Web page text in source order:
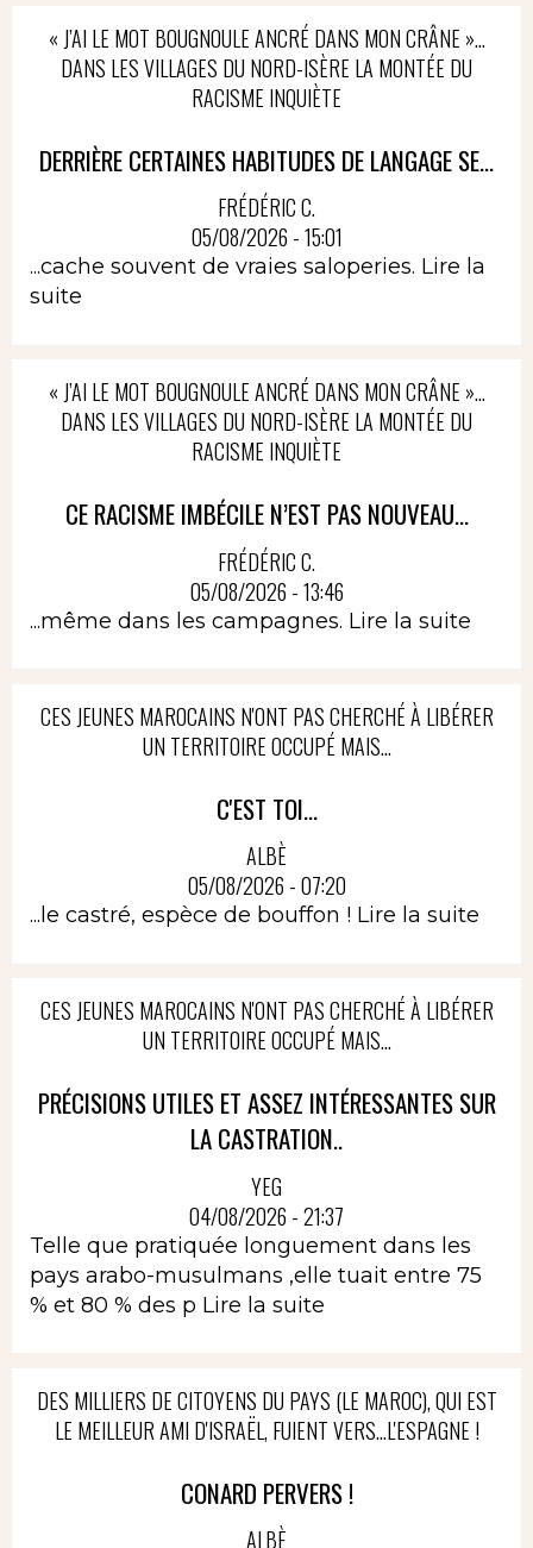
« J’AI LE MOT BOUGNOULE ANCRÉ DANS MON CRÂNE »…
DANS LES VILLAGES DU NORD-ISÈRE LA MONTÉE DU
RACISME INQUIÈTE
DERRIÈRE CERTAINES HABITUDES DE LANGAGE SE...
FRÉDÉRIC C.
05/08/2026 - 15:01
...cache souvent de vraies saloperies. Lire la
suite
« J’AI LE MOT BOUGNOULE ANCRÉ DANS MON CRÂNE »…
DANS LES VILLAGES DU NORD-ISÈRE LA MONTÉE DU
RACISME INQUIÈTE
CE RACISME IMBÉCILE N’EST PAS NOUVEAU...
FRÉDÉRIC C.
05/08/2026 - 13:46
...même dans les campagnes. Lire la suite
CES JEUNES MAROCAINS N'ONT PAS CHERCHÉ À LIBÉRER
UN TERRITOIRE OCCUPÉ MAIS...
C'EST TOI...
ALBÈ
05/08/2026 - 07:20
...le castré, espèce de bouffon ! Lire la suite
CES JEUNES MAROCAINS N'ONT PAS CHERCHÉ À LIBÉRER
UN TERRITOIRE OCCUPÉ MAIS...
PRÉCISIONS UTILES ET ASSEZ INTÉRESSANTES SUR
LA CASTRATION..
YEG
04/08/2026 - 21:37
Telle que pratiquée longuement dans les
pays arabo-musulmans ,elle tuait entre 75
% et 80 % des p Lire la suite
DES MILLIERS DE CITOYENS DU PAYS (LE MAROC), QUI EST
LE MEILLEUR AMI D'ISRAËL, FUIENT VERS...L'ESPAGNE !
CONARD PERVERS !
ALBÈ